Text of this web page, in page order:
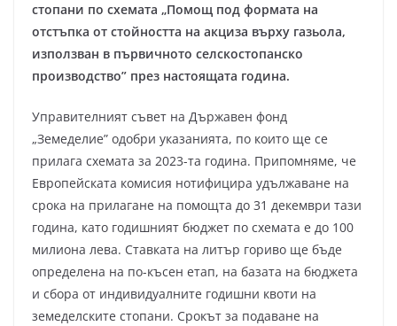
стопани по схемата „Помощ под формата на
отстъпка от стойността на акциза върху газьола,
използван в първичното селскостопанско
производство” през настоящата година.
Управителният съвет на Държавен фонд
„Земеделие” одобри указанията, по които ще се
прилага схемата за 2023-та година. Припомняме, че
Европейската комисия нотифицира удължаване на
срока на прилагане на помощта до 31 декември тази
година, като годишният бюджет по схемата е до 100
милиона лева. Ставката на литър гориво ще бъде
определена на по-късен етап, на базата на бюджета
и сбора от индивидуалните годишни квоти на
земеделските стопани. Срокът за подаване на